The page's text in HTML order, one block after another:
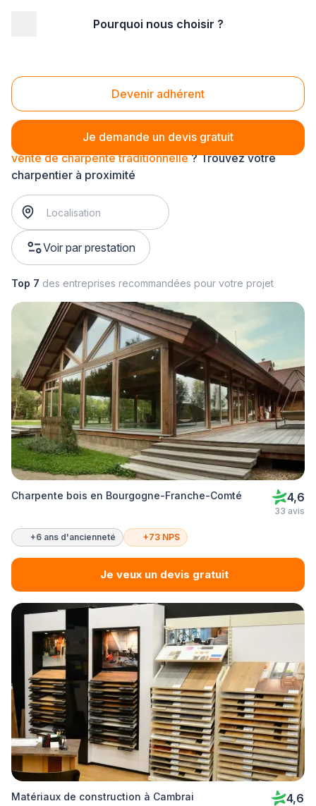
Pourquoi nous choisir ?
Devenir adhérent
Je demande un devis gratuit
Vente de charpente traditionnelle
vente de charpente traditionnelle? Trouvez votre
charpentier à proximité
Voir par prestation
Top 7 des entreprises recommandées pour votre projet
Charpente bois en Bourgogne-Franche-Comté 4,6
33 avis
+6 ans d'ancienneté +73 NPS
Je veux un devis gratuit
Matériaux de construction à Cambrai 4,6